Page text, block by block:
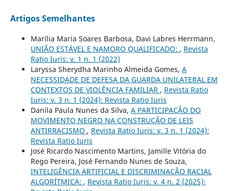
Artigos Semelhantes
Marília Maria Soares Barbosa, Davi Labres Herrmann,
UNIÃO ESTÁVEL E NAMORO QUALIFICADO: , Revista
Ratio Iuris: v. 1 n. 1 (2022)
Laryssa Sherydha Marinho Almeida Gomes, A
NECESSIDADE DE DEFESA DA GUARDA UNILATERAL EM
CONTEXTOS DE VIOLÊNCIA FAMILIAR , Revista Ratio
Iuris: v. 3 n. 1 (2024): Revista Ratio Iuris
Danila Paula Nunes da Silva, A PARTICIPAÇÃO DO
MOVIMENTO NEGRO NA CONSTRUÇÃO DE LEIS
ANTIRRACISMO , Revista Ratio Iuris: v. 3 n. 1 (2024):
Revista Ratio Iuris
José Ricardo Nascimento Martins, Jamille Vitória do
Rego Pereira, José Fernando Nunes de Souza,
INTELIGÊNCIA ARTIFICIAL E DISCRIMINAÇÃO RACIAL
ALGORÍTMICA: , Revista Ratio Iuris: v. 4 n. 2 (2025):